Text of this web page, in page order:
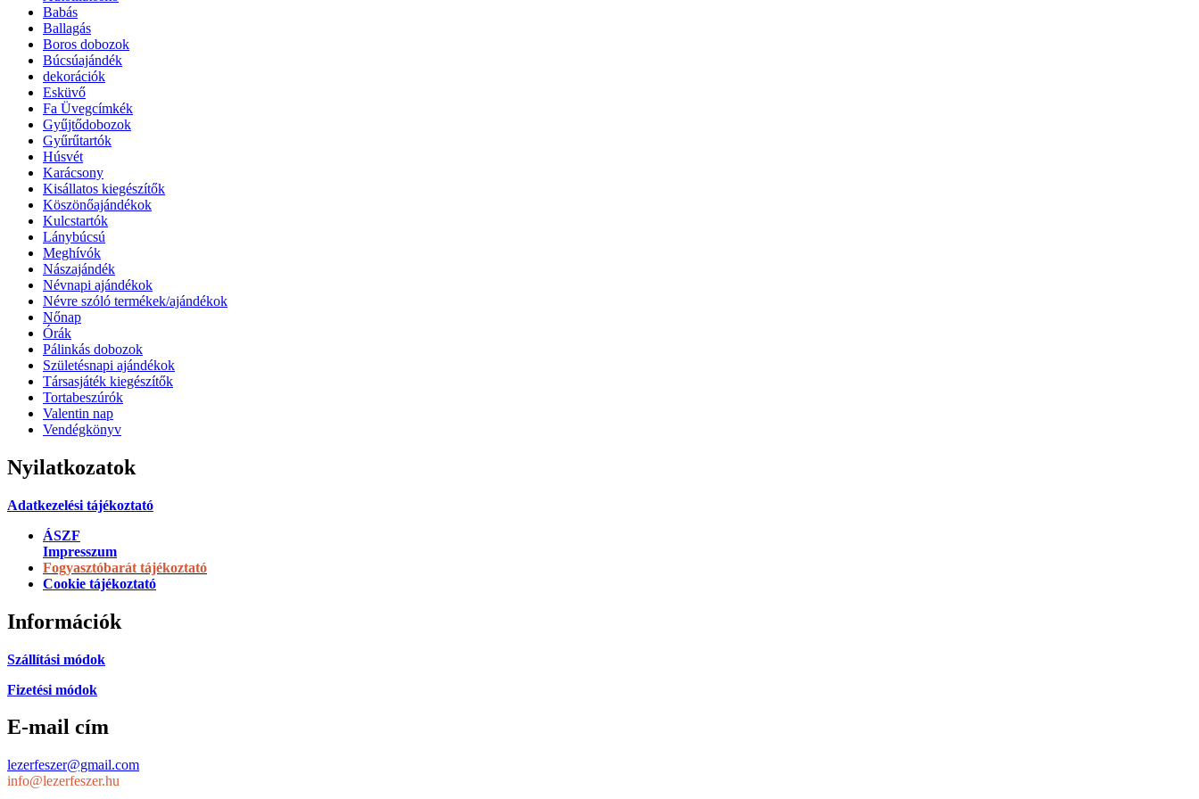
Babás
Ballagás
Boros dobozok
Búcsúajándék
dekorációk
Esküvő
Fa Üvegcímkék
Gyűjtődobozok
Gyűrűtartók
Húsvét
Karácsony
Kisállatos kiegészítők
Köszönőajándékok
Kulcstartók
Lánybúcsú
Meghívók
Nászajándék
Névnapi ajándékok
Névre szóló termékek/ajándékok
Nőnap
Órák
Pálinkás dobozok
Születésnapi ajándékok
Társasjáték kiegészítők
Tortabeszúrók
Valentin nap
Vendégkönyv
Nyilatkozatok
Adatkezelési tájékoztató
ÁSZF
Impresszum
Fogyasztóbarát tájékoztató
Cookie tájékoztató
Információk
Szállítási módok
Fizetési módok
E-mail cím
lezerfeszer@gmail.com
info@lezerfeszer.hu